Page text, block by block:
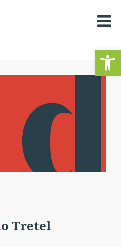
Barra de
Tretel